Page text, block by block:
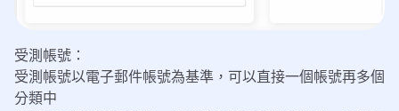
受測帳號：
受測帳號以電子郵件帳號為基準，可以直接一個帳號再多個
分類中